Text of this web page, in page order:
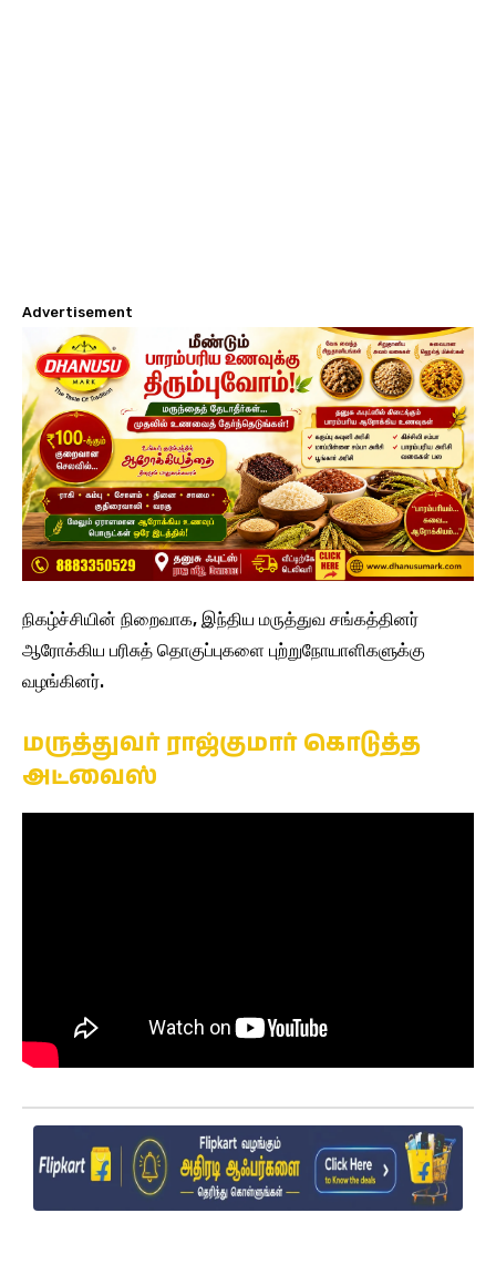
Advertisement
நிகழ்ச்சியின் நிறைவாக, இந்திய மருத்துவ சங்கத்தினர்
ஆரோக்கிய பரிசுத் தொகுப்புகளை புற்றுநோயாளிகளுக்கு
வழங்கினர்.
மருத்துவர் ராஜ்குமார் கொடுத்த
அட்வைஸ்